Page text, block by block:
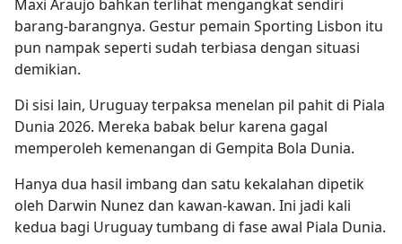
Maxi Araujo bahkan terlihat mengangkat sendiri
barang-barangnya. Gestur pemain Sporting Lisbon itu
pun nampak seperti sudah terbiasa dengan situasi
demikian.
Di sisi lain, Uruguay terpaksa menelan pil pahit di Piala
Dunia 2026. Mereka babak belur karena gagal
memperoleh kemenangan di Gempita Bola Dunia.
Hanya dua hasil imbang dan satu kekalahan dipetik
oleh Darwin Nunez dan kawan-kawan. Ini jadi kali
kedua bagi Uruguay tumbang di fase awal Piala Dunia.